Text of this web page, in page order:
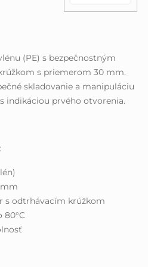
(PE) s bezpečnostným
s priemerom 30 mm.
skladovanie a manipuláciu
indikáciou prvého otvorenia.
s odtrhávacím krúžkom
80°C